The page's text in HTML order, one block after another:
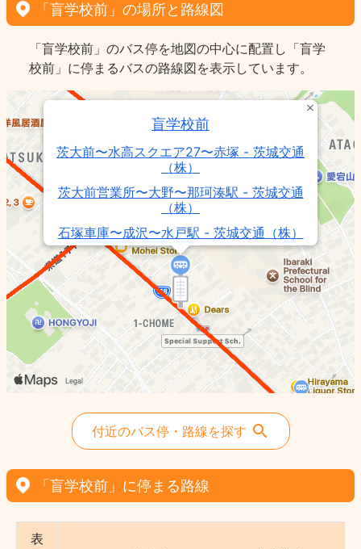
「盲学校前」の場所と路線図
「盲学校前」のバス停を地図の中心に配置し「盲学
校前」に停まるバスの路線図を表示しています。
盲学校前
茨大前〜水高スクエア27〜赤塚 - 茨城交通
（株）
茨大前営業所〜大野〜那珂湊駅 - 茨城交通
（株）
石塚車庫〜成沢〜水戸駅 - 茨城交通（株）
茨大前〜酒門〜常磐の杜 - 茨城交通（株）
モビリティRもてぎ〜水戸駅北口 - 茨城交
通（株）
千波循環 - 茨城交通（株）
千波循環文化C経由 - 茨城交通（株）
水戸駅〜開江・済生会〜双葉台二 - 茨城交
通（株）
水戸駅〜石塚〜御前山車庫 - 茨城交通
（株）
水戸駅〜栄町〜水農前 - 茨城交通（株）
茨大前〜栄町12〜水戸駅 - 茨城交通（株）
茨大前〜水戸〜東前〜大串公園 - 茨城交通
（株）
付近のバス停・路線を探す
「盲学校前」に停まる路線
表